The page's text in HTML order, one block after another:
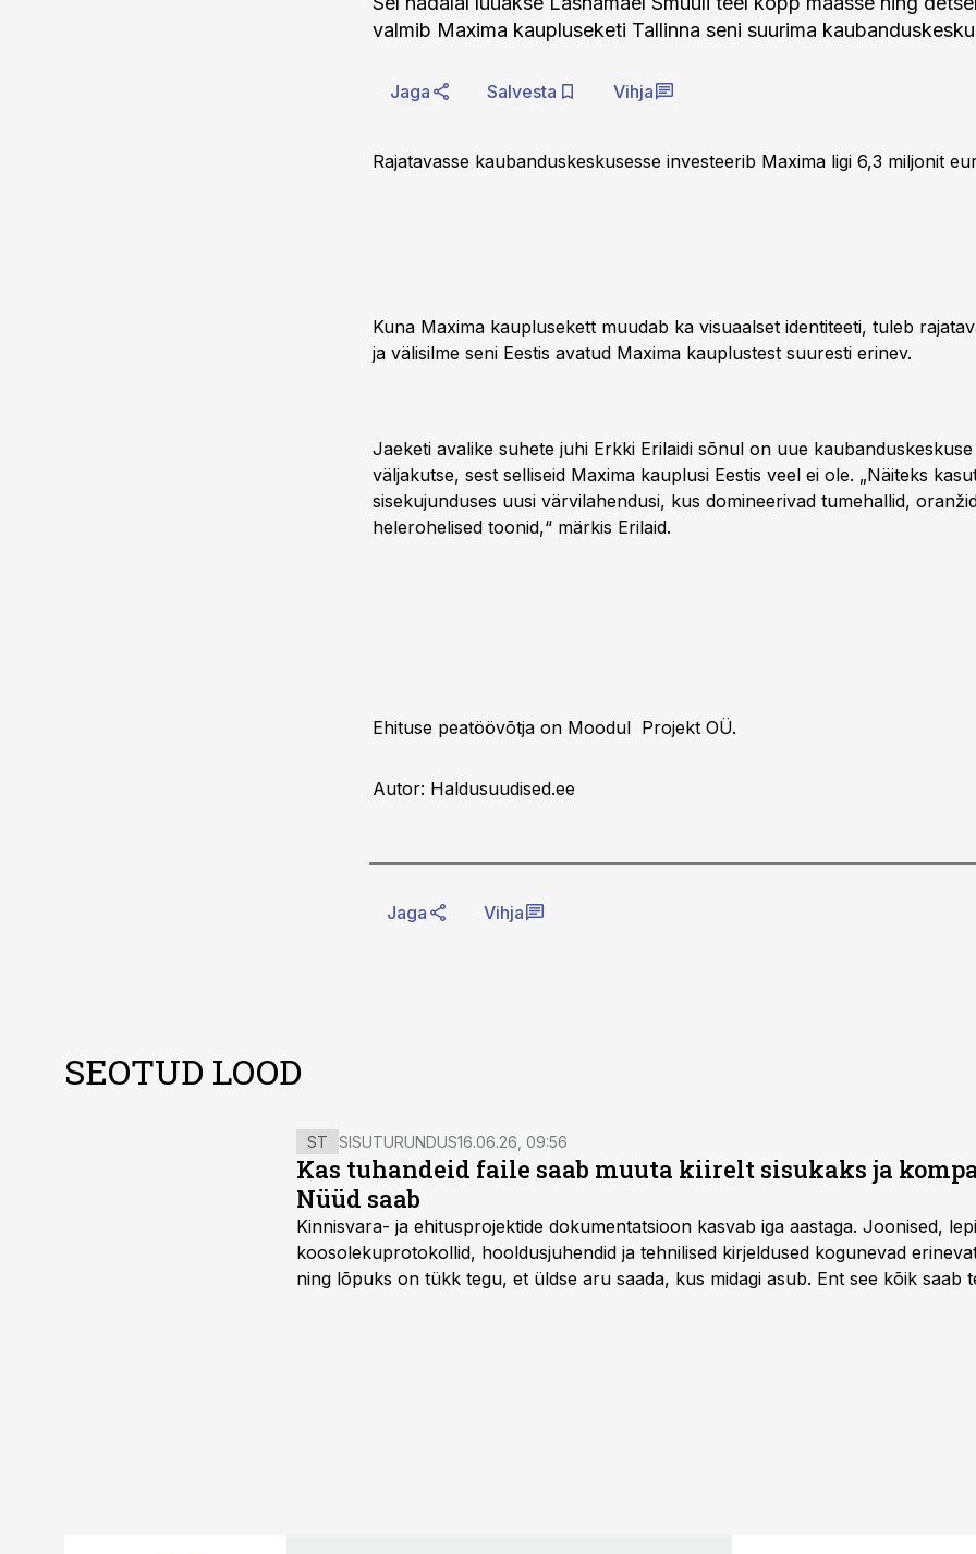
valmib Maxima kaupluseketi Tallinna seni suurima
Jaga Salvesta Vihja
Rajatavasse kaubanduskeskusesse investeerib Maxima ligi 6,3 miljonit
Kuna Maxima kauplusekett muudab ka visuaalset identiteeti, tuleb
ja välisilme seni Eestis avatud Maxima kauplustest suuresti erinev.
Jaeketi avalike suhete juhi Erkki Erilaidi sõnul on uue
väljakutse, sest selliseid Maxima kauplusi Eestis veel ei ole. „Näiteks
sisekujunduses uusi värvilahendusi, kus domineerivad tumehallid,
helerohelised toonid,“ märkis Erilaid.
Ehituse peatöövõtja on Moodul Projekt OÜ.
Autor: Haldusuudised.ee
Jaga Vihja
SEOTUD LOOD
ST SISUTURUNDUS16.06.26, 09:56
Kas tuhandeid faile saab muuta kiirelt sisukaks ja
Nüüd saab
Kinnisvara- ja ehitusprojektide dokumentatsioon kasvab iga aastaga. Joonised,
koosolekuprotokollid, hooldusjuhendid ja tehnilised kirjeldused kogunevad
ning lõpuks on tükk tegu, et üldse aru saada, kus midagi asub. Ent see kõik saab